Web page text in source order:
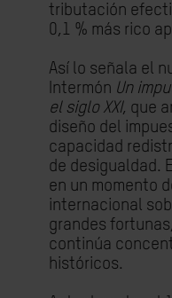
tributación
0,1 % más rico
Así lo señala el
Intermón Un
el siglo XXI, que
diseño del
capacidad
de desigualdad.
en un momento
internacional
grandes
continúa
históricos.